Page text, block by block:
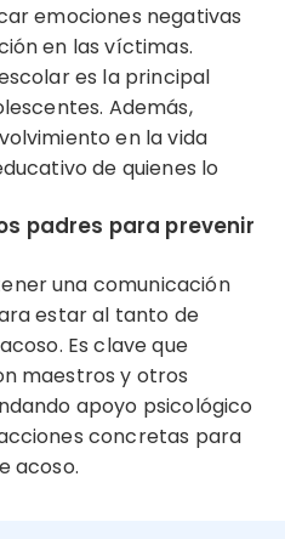
emociones negativas
en las víctimas.
es la principal
Además,
en la vida
de quienes lo
padres para prevenir
una comunicación
estar al tanto de
Es clave que
maestros y otros
apoyo psicológico
concretas para
acoso.